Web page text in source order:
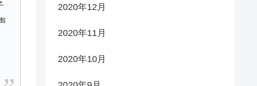
2020年12月
2020年11月
2020年10月